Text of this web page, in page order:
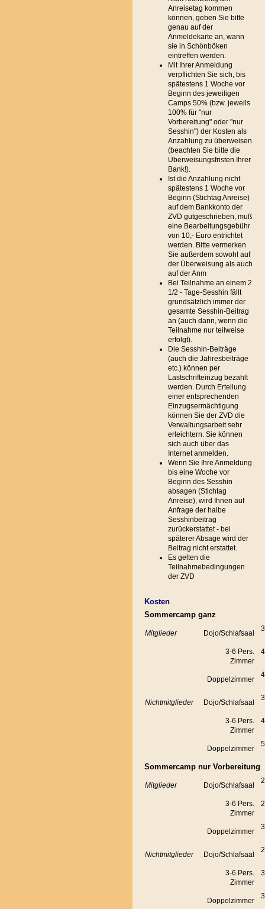
Anreisetag kommen
können, geben Sie bitte
genau auf der
Anmeldekarte an, wann
sie in Schönböken
eintreffen werden.
Mit Ihrer Anmeldung
verpflichten Sie sich, bis
spätestens 1 Woche vor
Beginn des jeweiligen
Camps 50% (bzw. jeweils
100% für "nur
Vorbereitung" oder "nur
Sesshin") der Kosten als
Anzahlung zu überweisen
(beachten Sie bitte die
Überweisungsfristen Ihrer
Bank!).
Ist die Anzahlung nicht
spätestens 1 Woche vor
Beginn (Stichtag Anreise)
auf dem Bankkonto der
ZVD gutgeschrieben, muß
eine Bearbeitungsgebühr
von 10,- Euro entrichtet
werden. Bitte vermerken
Sie außerdem sowohl auf
der Überweisung als auch
auf der Anm
Bei Teilnahme an einem 2
1/2 - Tage-Sesshin fällt
grundsätzlich immer der
gesamte Sesshin-Beitrag
an (auch dann, wenn die
Teilnahme nur teilweise
erfolgt).
Die Sesshin-Beiträge
(auch die Jahresbeiträge
etc.) können per
Lastschrifteinzug bezahlt
werden. Durch Erteilung
einer entsprechenden
Einzugsermächtigung
können Sie der ZVD die
Verwaltungsarbeit sehr
erleichtern. Sie können
sich auch über das
Internet anmelden.
Wenn Sie Ihre Anmeldung
bis eine Woche vor
Beginn des Sesshin
absagen (Stichtag
Anreise), wird Ihnen auf
Anfrage der halbe
Sesshinbeitrag
zurückerstattet - bei
späterer Absage wird der
Beitrag nicht erstattet.
Es gelten die
Teilnahmebedingungen
der ZVD
Kosten
Sommercamp ganz
Mitglieder Dojo/Schlafsaal
3-6 Pers.
Zimmer
Doppelzimmer
Nichtmitglieder Dojo/Schlafsaal
3-6 Pers.
Zimmer
Doppelzimmer
Sommercamp nur Vorbereitung
Mitglieder Dojo/Schlafsaal
3-6 Pers.
Zimmer
Doppelzimmer
Nichtmitglieder Dojo/Schlafsaal
3-6 Pers.
Zimmer
Doppelzimmer